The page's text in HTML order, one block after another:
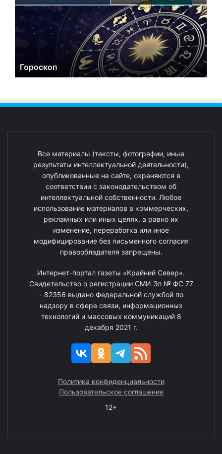
Гороскоп
Все материалы (тексты, фотографии, иные
результаты интеллектуальной деятельности),
опубликованные на сайте, охраняются в
соответствии с законодательством об
интеллектуальной собственности. Любое
использование материалов в коммерческих,
рекламных или иных целях, а равно их
изменение, переработка или иное
модифицирование без письменного согласия
правообладателя запрещены.
Интернет-портал газеты «Крайний Север».
Свидетельство о регистрации СМИ Эл № ФС 77
- 82356 выдано Федеральной службой по
надзору в сфере связи, информационных
технологий и массовых коммуникаций 8
декабря 2021 г.
Политика конфиденциальности
Пользовательское соглашение
12+